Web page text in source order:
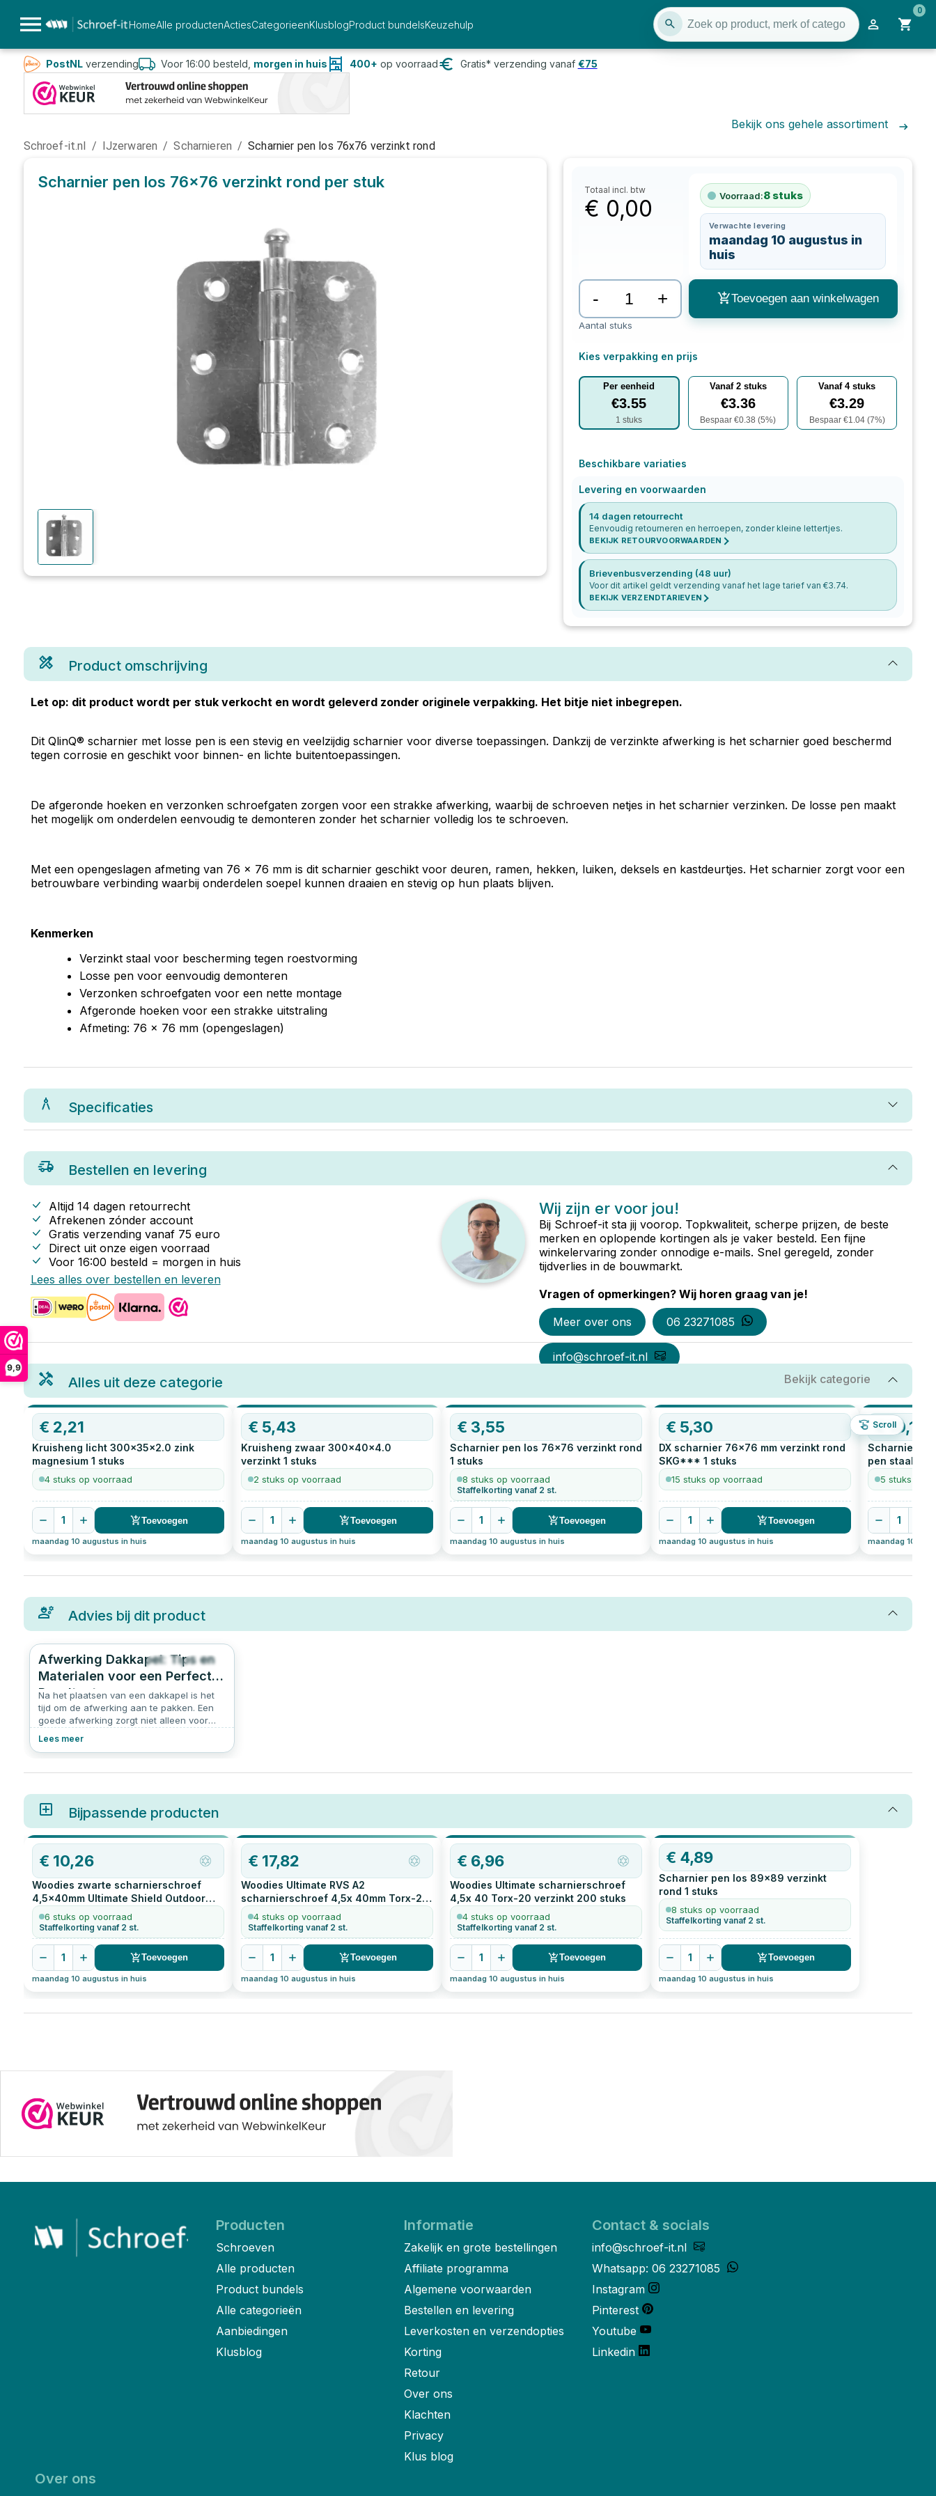
9,9
HomeAlle productenActiesCategorieenKlusblogProduct bundelsKeuzehulp
0
PostNLverzending Voor 16:00 besteld, morgen in huis 400+ op voorraad Gratis* verzending vanaf €75
Bekijk ons gehele assortiment
Schroef-it.nl / IJzerwaren / Scharnieren / Scharnier pen los 76x76 verzinkt rond
Scharnier pen los 76x76 verzinkt rond per stuk Totaal incl. btw
€ 0,00 Voorraad:8 stuks
Verwachte levering
maandag 10 augustus in
huis
- + Toevoegen aan winkelwagen
Aantal stuks
Kies verpakking en prijs
Per eenheid
€3.55
1 stuks
Vanaf 2stuks
€3.36
Bespaar €0.38 (5%)
Vanaf4stuks
€3.29
Bespaar €1.04(7%)
Beschikbare variaties
Levering en voorwaarden
14 dagen retourrecht
Eenvoudig retourneren en herroepen, zonder kleine lettertjes.
BEKIJK RETOURVOORWAARDEN
Brievenbusverzending (48 uur)
Voor dit artikel geldt verzending vanaf het lage tarief van €3.74.
BEKIJK VERZENDTARIEVEN
Product omschrijving
Let op: dit product wordt per stuk verkocht en wordt geleverd zonder originele verpakking. Het bitje niet inbegrepen.
Dit QlinQ® scharnier met losse pen is een stevig en veelzijdig scharnier voor diverse toepassingen. Dankzij de verzinkte afwerking is het scharnier goed beschermd
tegen corrosie en geschikt voor binnen- en lichte buitentoepassingen.
De afgeronde hoeken en verzonken schroefgaten zorgen voor een strakke afwerking, waarbij de schroeven netjes in het scharnier verzinken. De losse pen maakt
het mogelijk om onderdelen eenvoudig te demonteren zonder het scharnier volledig los te schroeven.
Met een opengeslagen afmeting van 76 x 76 mm is dit scharnier geschikt voor deuren, ramen, hekken, luiken, deksels en kastdeurtjes. Het scharnier zorgt voor een
betrouwbare verbinding waarbij onderdelen soepel kunnen draaien en stevig op hun plaats blijven.
Kenmerken
Verzinkt staal voor bescherming tegen roestvorming
Losse pen voor eenvoudig demonteren
Verzonken schroefgaten voor een nette montage
Afgeronde hoeken voor een strakke uitstraling
Afmeting: 76 x 76 mm (opengeslagen)
Specificaties
Bestellen en levering
Altijd 14 dagen retourrecht
Afrekenen zónder account
Gratis verzending vanaf 75 euro
Direct uit onze eigen voorraad
Voor 16:00 besteld = morgen in huis
Lees alles over bestellen en leveren
Wij zijn er voor jou!
Bij Schroef-it sta jij voorop. Topkwaliteit, scherpe prijzen, de beste
merken en oplopende kortingen als je vaker besteld. Een fijne
winkelervaring zonder onnodige e-mails. Snel geregeld, zonder
tijdverlies in de bouwmarkt.
Vragen of opmerkingen? Wij horen graag van je!
Meer over ons
06 23271085
info@schroef-it.nl
Alles uit deze categorie Bekijk categorie
Scroll
€ 2,21
Kruisheng licht 300x35x2.0 zink
magnesium 1 stuks
4 stuks op voorraad
1 Toevoegen
maandag 10 augustus in huis
€ 5,43
Kruisheng zwaar 300x40x4.0
verzinkt 1 stuks
2 stuks op voorraad
1 Toevoegen
maandag 10 augustus in huis
€ 3,55
Scharnier pen los 76x76 verzinkt rond
1 stuks
8 stuks op voorraad
Staffelkorting vanaf 2 st.
1 Toevoegen
maandag 10 augustus in huis
€ 5,30
DX scharnier 76x76 mm verzinkt rond
SKG*** 1 stuks
15 stuks op voorraad
1 Toevoegen
maandag 10 augustus in huis
€10,14
Scharnier
pen staal
5 stuks op
1
maandag 10
Advies bij dit product
562 4.8
Afwerking Dakkapel: Tips en
Materialen voor een Perfect
Resultaat
Na het plaatsen van een dakkapel is het
tijd om de afwerking aan te pakken. Een
goede afwerking zorgt niet alleen voor
de duurzaamheid en isolatiewaarde van je
mee door de belangrijkste
professioneel af te werken.
Lees meer
Bijpassende producten
€ 10,26
Woodies zwarte scharnierschroef
4,5x40mm Ultimate Shield Outdoor
Blackline Torx-20
200
6 stuks op voorraad
Staffelkorting vanaf 2 st.
1 Toevoegen
maandag 10 augustus in huis
€ 17,82
Woodies Ultimate RVS A2
scharnierschroef 4,5x 40mm Torx-20
200
stuks
4 stuks op voorraad
Staffelkorting vanaf 2 st.
1 Toevoegen
maandag 10 augustus in huis
€ 6,96
Woodies Ultimate scharnierschroef
4,5x 40 Torx-20 verzinkt 200 stuks
4 stuks op voorraad
Staffelkorting vanaf 2 st.
1 Toevoegen
maandag 10 augustus in huis
€ 4,89
Scharnier pen los 89x89 verzinkt
rond 1 stuks
8 stuks op voorraad
Staffelkorting vanaf 2 st.
1 Toevoegen
maandag 10 augustus in huis
Producten
Schroeven
Alle producten
Product bundels
Alle categorieën
Aanbiedingen
Klusblog
Informatie
Zakelijk en grote bestellingen
Affiliate programma
Algemene voorwaarden
Bestellen en levering
Leverkosten en verzendopties
Korting
Retour
Over ons
Klachten
Privacy
Klus blog
Contact & socials
info@schroef-it.nl
Whatsapp: 06 23271085
Instagram
Pinterest
Youtube
Linkedin
Over ons